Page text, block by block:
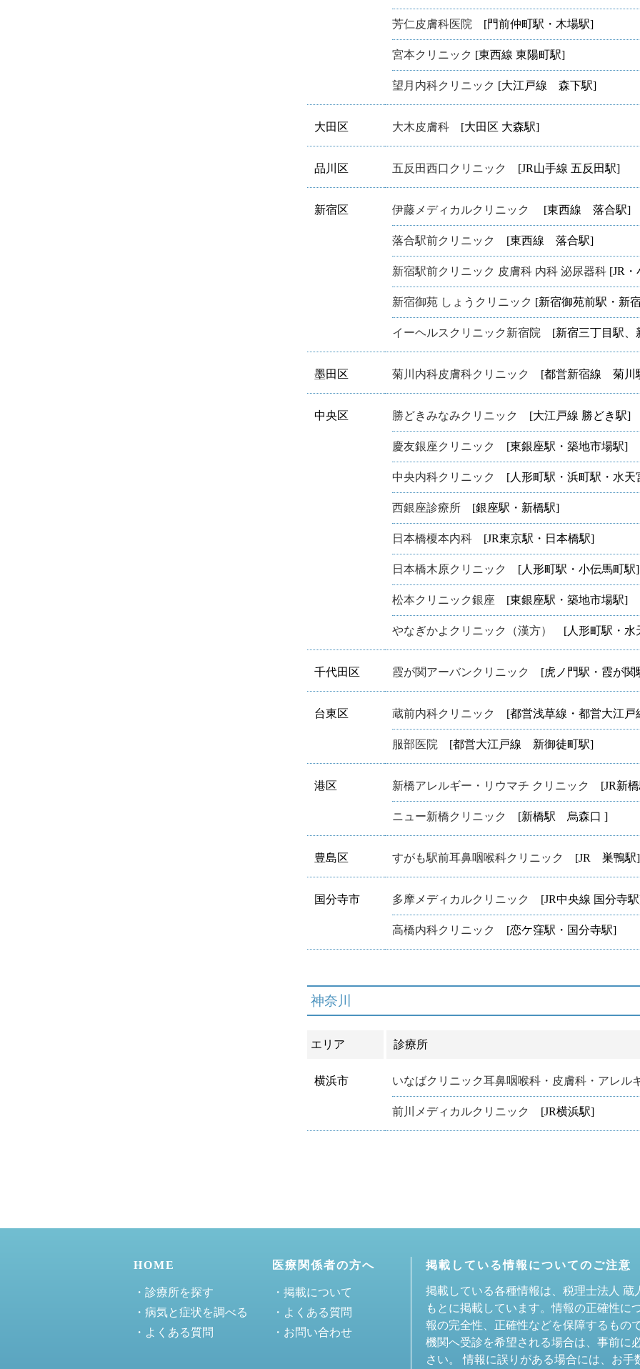
芳仁皮膚科医院 [門前仲町駅・木場駅]
宮本クリニック [東西線 東陽町駅]
望月内科クリニック [大江戸線 森下駅]
大田区 大木皮膚科[大田区 大森駅]
品川区 五反田西口クリニック [JR山手線 五反田駅]
新宿区 伊藤メディカルクリニック [東西線 落合駅]
落合駅前クリニック [東西線 落合駅]
新宿駅前クリニック 皮膚科 内科 泌尿器科[JR・
新宿御苑 しょうクリニック [新宿御苑前駅・新
イーヘルスクリニック新宿院 [新宿三丁目駅、
墨田区 菊川内科皮膚科クリニック [都営新宿線 菊川
中央区 勝どきみなみクリニック [大江戸線 勝どき駅]
慶友銀座クリニック [東銀座駅・築地市場駅]
中央内科クリニック [人形町駅・浜町駅・水天
西銀座診療所[銀座駅・新橋駅]
日本橋榎本内科[JR東京駅・日本橋駅]
日本橋木原クリニック [人形町駅・小伝馬町駅]
松本クリニック銀座 [東銀座駅・築地市場駅]
やなぎかよクリニック（漢方） [人形町駅・水
千代田区 霞が関アーバンクリニック [虎ノ門駅・霞が関
台東区 蔵前内科クリニック [都営浅草線・都営大江
服部医院 [都営大江戸線 新御徒町駅]
港区 新橋アレルギー・リウマチ クリニック [JR新
ニュー新橋クリニック [新橋駅 烏森口 ]
豊島区 すがも駅前耳鼻咽喉科クリニック [JR 巣鴨駅]
国分寺市 多摩メディカルクリニック [JR中央線 国分寺
高橋内科クリニック [恋ケ窪駅・国分寺駅]
神奈川
エリア 診療所
横浜市 いなばクリニック耳鼻咽喉科・皮膚科・アレル
前川メディカルクリニック [JR横浜駅]
HOME
・診療所を探す
・病気と症状を調べる
・よくある質問
医療関係者の方へ
・掲載について
・よくある質問
・お問い合わせ
掲載している情報についてのご注意
掲載している各種情報は、税理士法人
もとに掲載しています。情報の正確性に
報の完全性、正確性などを保障するもの
機関へ受診を希望される場合は、事前に
さい。 情報に誤りがある場合には、お